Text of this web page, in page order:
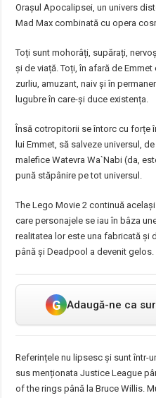
Orașul Apocalipsei, un univers
Mad Max combinată cu opera
Toți sunt mohorâți, supărați,
și de viață. Toți, în afară de
zurliu, amuzant, naiv și în
lugubre în care-și duce existența.
Însă cotropitorii se întorc cu forțe
lui Emmet, să salveze universul,
malefice Watevra Wa`Nabi (da,
pună stăpânire pe tot universul.
The Lego Movie 2 continuă
care personajele se iau în bâza
realitatea lor este una fabricată și
până și Deadpool a devenit gelos.
G Adaugă-ne ca
Referințele nu lipsesc și sunt într-
sus menționata Justice League
of the rings până la Bruce Willis.